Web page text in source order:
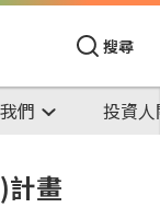
搜尋
們 投資
計畫